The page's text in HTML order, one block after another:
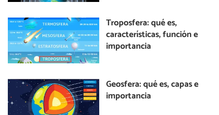
Troposfera: qué es,
características, función e
importancia
Geosfera: qué es, capas e
importancia